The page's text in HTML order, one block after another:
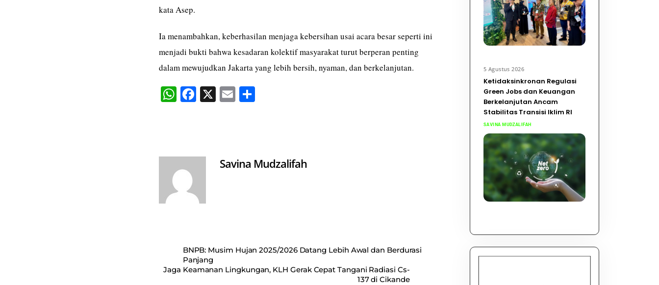
kata Asep.
Ia menambahkan, keberhasilan menjaga kebersihan usai acara besar seperti ini
menjadi bukti bahwa kesadaran kolektif masyarakat turut berperan penting
dalam mewujudkan Jakarta yang lebih bersih, nyaman, dan berkelanjutan.
W
pp
Fa X E S
Savina Mudzalifah
BNPB: Musim Hujan 2025/2026 Datang Lebih Awal dan Berdurasi
Panjang
Jaga Keamanan Lingkungan, KLH Gerak Cepat Tangani Radiasi Cs-
137 di Cikande
5 Agustus 2026
Ketidaksinkronan Regulasi
Green Jobs dan Keuangan
Berkelanjutan Ancam
Stabilitas Transisi Iklim RI
SAVINA MUDZALIFAH